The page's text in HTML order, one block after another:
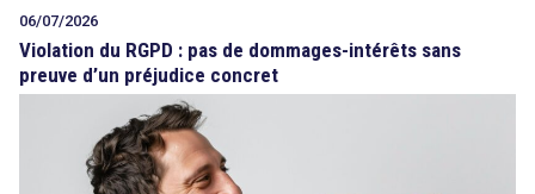
06/07/2026
Violation du RGPD : pas de dommages-intérêts sans
preuve d’un préjudice concret